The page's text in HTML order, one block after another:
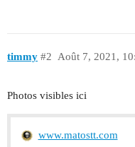
timmy Août 7, 2021,
#2
Photos visibles ici
www.matostt.com